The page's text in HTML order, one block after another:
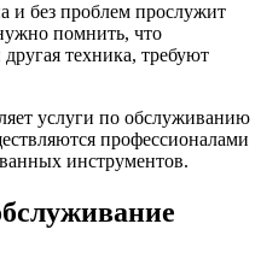
и без проблем прослужит
помнить, что
техника, требуют
услуги по обслуживанию
профессионалами
инструментов.